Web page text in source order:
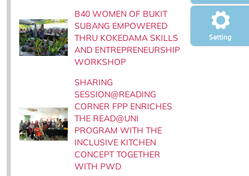
Setting
B40 WOMEN OF BUKIT
SUBANG EMPOWERED
THRU KOKEDAMA SKILLS
AND ENTREPRENEURSHIP
WORKSHOP
SHARING
SESSION@READING
CORNER FPP ENRICHES
THE READ@UNI
PROGRAM WITH THE
INCLUSIVE KITCHEN
CONCEPT TOGETHER
WITH PWD